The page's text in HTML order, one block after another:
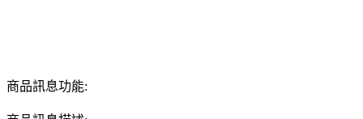
商品訊息功能: